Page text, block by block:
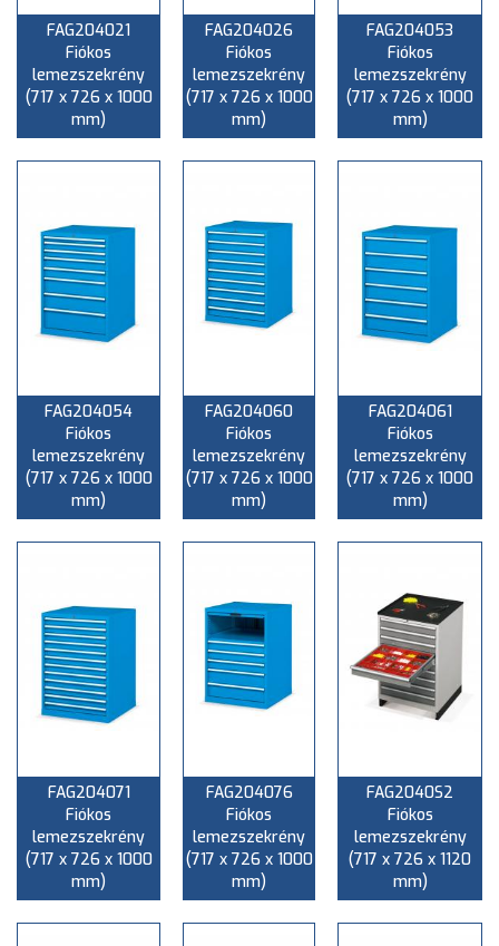
FAG204021
Fiókos
lemezszekrény
(717 x 726 x 1000
mm)
FAG204026
Fiókos
lemezszekrény
(717 x 726 x 1000
mm)
FAG204053
Fiókos
lemezszekrény
(717 x 726 x 1000
mm)
FAG204054
Fiókos
lemezszekrény
(717 x 726 x 1000
mm)
FAG204060
Fiókos
lemezszekrény
(717 x 726 x 1000
mm)
FAG204061
Fiókos
lemezszekrény
(717 x 726 x 1000
mm)
FAG204071
Fiókos
lemezszekrény
(717 x 726 x 1000
mm)
FAG204076
Fiókos
lemezszekrény
(717 x 726 x 1000
mm)
FAG2040S2
Fiókos
lemezszekrény
(717 x 726 x 1120
mm)